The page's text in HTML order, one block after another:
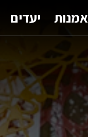
אמנות יעדים